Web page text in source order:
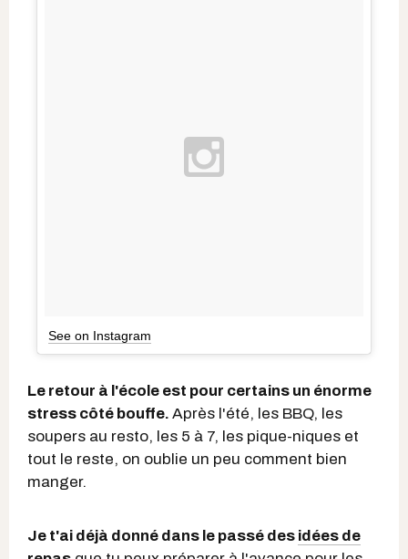
See on Instagram
Le retour à l'école est pour certains un énorme
stress côté bouffe. Après l'été, les BBQ, les
soupers au resto, les 5 à 7, les pique-niques et
tout le reste, on oublie un peu comment bien
manger.
Je t'ai déjà donné dans le passé des idées de